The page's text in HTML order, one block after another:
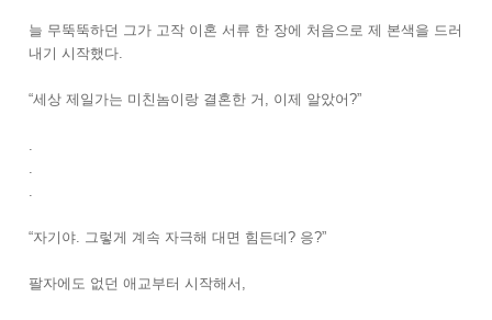
늘 무뚝뚝하던 그가 고작 이혼 서류 한 장에 처음으로 제 본색을 드러
내기 시작했다.
“세상 제일가는 미친놈이랑 결혼한 거, 이제 알았어?”
“자기야. 그렇게 계속 자극해 대면 힘든데? 응?”
팔자에도 없던 애교부터 시작해서,